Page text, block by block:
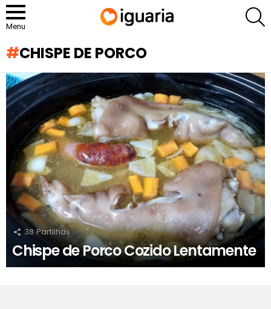
Menu
CHISPE DE PORCO
RECOMENDADOS
38 Partilhas
Chispe de Porco Cozido Lentamente